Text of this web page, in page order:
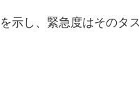
示し、緊急度はそのタ